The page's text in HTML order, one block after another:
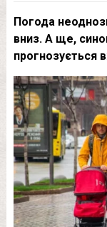
Погода
вниз. А ще,
прогнозується